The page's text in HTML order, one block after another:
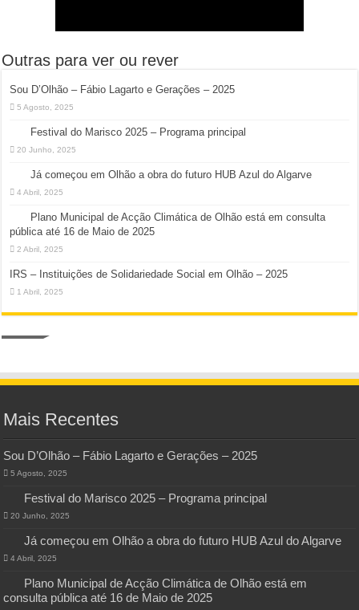
Outras para ver ou rever
Sou D’Olhão – Fábio Lagarto e Gerações – 2025
5 Agosto, 2025
Festival do Marisco 2025 – Programa principal
20 Junho, 2025
Já começou em Olhão a obra do futuro HUB Azul do Algarve
4 Abril, 2025
Plano Municipal de Acção Climática de Olhão está em consulta
pública até 16 de Maio de 2025
2 Abril, 2025
IRS – Instituições de Solidariedade Social em Olhão – 2025
1 Abril, 2025
Mais Recentes
Sou D’Olhão – Fábio Lagarto e Gerações – 2025
5 Agosto, 2025
Festival do Marisco 2025 – Programa principal
20 Junho, 2025
Já começou em Olhão a obra do futuro HUB Azul do Algarve
4 Abril, 2025
Plano Municipal de Acção Climática de Olhão está em
consulta pública até 16 de Maio de 2025